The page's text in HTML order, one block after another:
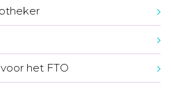
het FTO